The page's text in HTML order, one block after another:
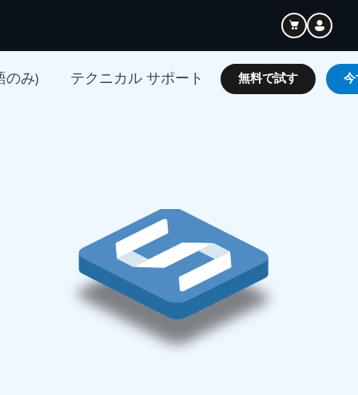
のみ) テクニカル サポート 無料で試す 今